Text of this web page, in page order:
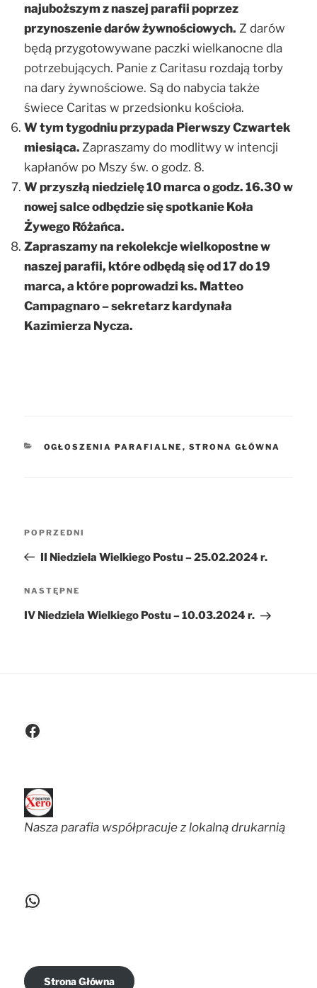
najuboższym z naszej parafii poprzez
przynoszenie darów żywnościowych. Z darów
będą przygotowywane paczki wielkanocne dla
potrzebujących. Panie z Caritasu rozdają torby
na dary żywnościowe. Są do nabycia także
świece Caritas w przedsionku kościoła.
W tym tygodniu przypada Pierwszy Czwartek
miesiąca. Zapraszamy do modlitwy w intencji
kapłanów po Mszy św. o godz. 8.
W przyszłą niedzielę 10 marca o godz. 16.30 w
nowej salce odbędzie się spotkanie Koła
Żywego Różańca.
Zapraszamy na rekolekcje wielkopostne w
naszej parafii, które odbędą się od 17 do 19
marca, a które poprowadzi ks. Matteo
Campagnaro – sekretarz kardynała
Kazimierza Nycza.
KATEGORIE
OGŁOSZENIA PARAFIALNE , STRONA GŁÓWNA
Nawigacja
wpisu
Poprzedni
wpis
POPRZEDNI
II Niedziela Wielkiego Postu – 25.02.2024 r.
Następny
wpis
NASTĘPNE
IV Niedziela Wielkiego Postu – 10.03.2024 r.
Facebook
Nasza parafia współpracuje z lokalną drukarnią
WhatsApp
Strona Główna